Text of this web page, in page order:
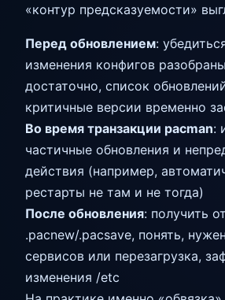
«контур предсказуемости»
Перед обновлением:
изменения конфигов
достаточно, список
критичные версии временно
Во время транзакции pacman:
частичные обновления и
действия (например,
рестарты не там и не тогда)
После обновления: получить
.pacnew/.pacsave, понять,
сервисов или перезагрузка,
изменения /etc